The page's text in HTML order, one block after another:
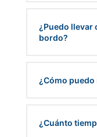
¿Puedo llevar
bordo?
¿Cómo
¿Cuánto